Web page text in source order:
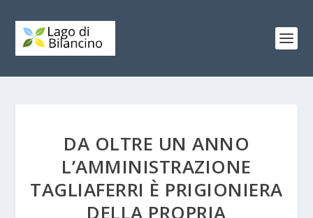
DA OLTRE UN ANNO
L’AMMINISTRAZIONE
TAGLIAFERRI È PRIGIONIERA
DELLA PROPRIA